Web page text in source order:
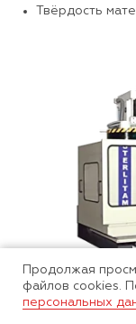
Твёрдость
Продолжая
файлов cookies.
персональных